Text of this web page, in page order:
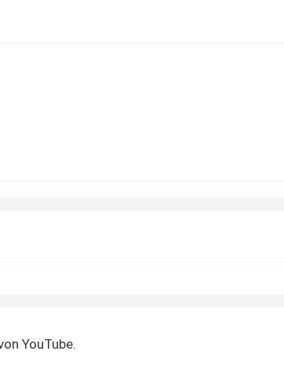
YouTube.